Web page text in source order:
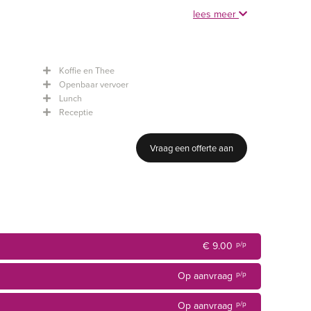
Station
tot uitgebreide maaltijd
lees meer
Koffie en Thee
Openbaar vervoer
Lunch
Receptie
Vraag een offerte aan
€ 9.00 p/p
Op aanvraag p/p
Op aanvraag p/p